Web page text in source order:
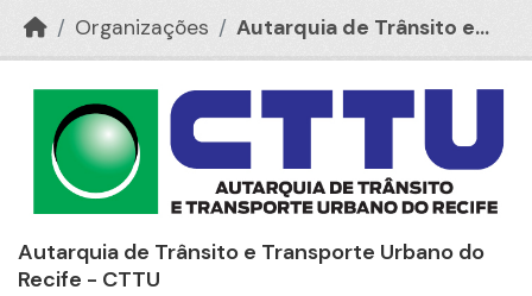
Organizações Autarquia de Trânsito e...
Autarquia de Trânsito e Transporte Urbano do
Recife - CTTU